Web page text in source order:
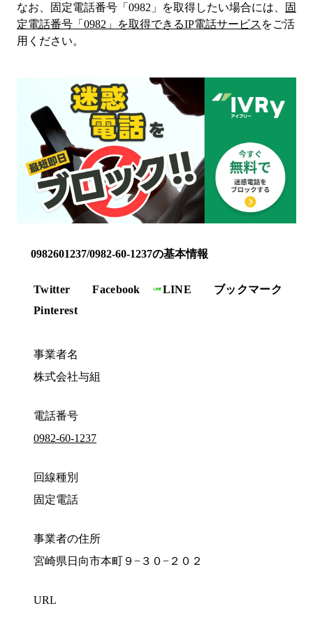
なお、固定電話番号「 0982 」を取得したい場合には、
固
定電話番号「 0982 」を取得できるIP電話サービス をご活
用ください。
0982601237/0982-60-1237の基本情報
Twitter Facebook LINE
ブックマーク
Pinterest
事業者名
株式会社与組
電話番号
0982-60-1237
回線種別
固定電話
事業者の住所
宮崎県日向市本町９−３０−２０２
URL